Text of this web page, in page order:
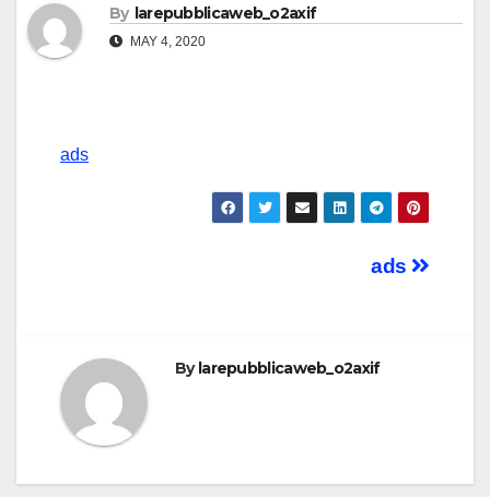
By larepubblicaweb_o2axif
MAY 4, 2020
ads
ads
By larepubblicaweb_o2axif